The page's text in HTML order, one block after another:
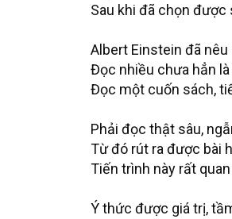
Sau khi đã chọn được
Albert Einstein đã
Đọc nhiều chưa hẳn
Đọc một cuốn sách,
Phải đọc thật sâu,
Từ đó rút ra được bài
Tiến trình này rất
Ý thức được giá trị,